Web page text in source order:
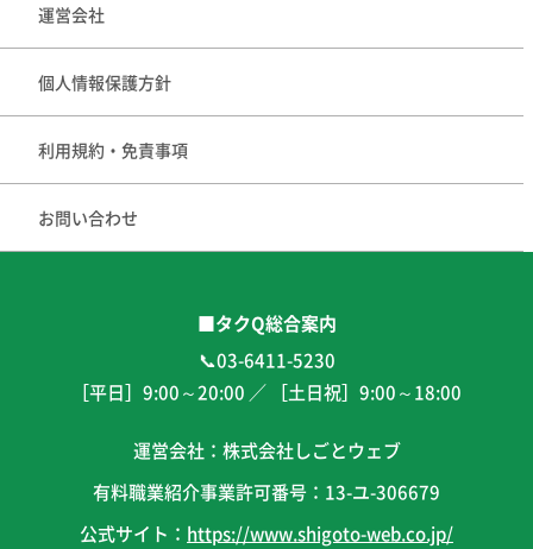
運営会社
個人情報保護方針
利用規約・免責事項
お問い合わせ
■タクQ総合案内
📞03-6411-5230
［平日］ 9:00～20:00 ／ ［土日祝］ 9:00～18:00
運営会社：株式会社しごとウェブ
有料職業紹介事業許可番号：13-ユ-306679
公式サイト： https://www.shigoto-web.co.jp/